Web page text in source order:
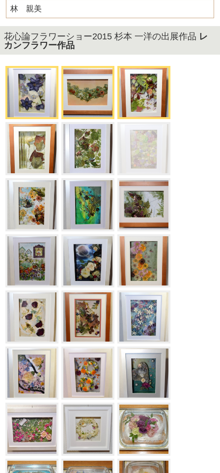
林 親美
花心論フラワーショー2015 杉本 一洋の出展作品 レ
カンフラワー作品